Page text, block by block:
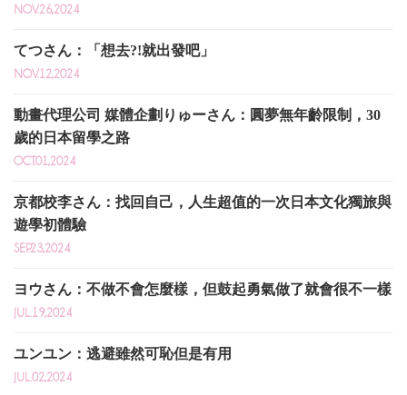
NOV.26,2024
てつさん：「想去?!就出發吧」
NOV.12,2024
動畫代理公司 媒體企劃りゅーさん：圓夢無年齡限制，30
歲的日本留學之路
OCT.01,2024
京都校李さん：找回自己，人生超值的一次日本文化獨旅與
遊學初體驗
SEP.23,2024
ヨウさん：不做不會怎麼樣，但鼓起勇氣做了就會很不一樣
JUL.19,2024
ユンユン：逃避雖然可恥但是有用
JUL.02,2024